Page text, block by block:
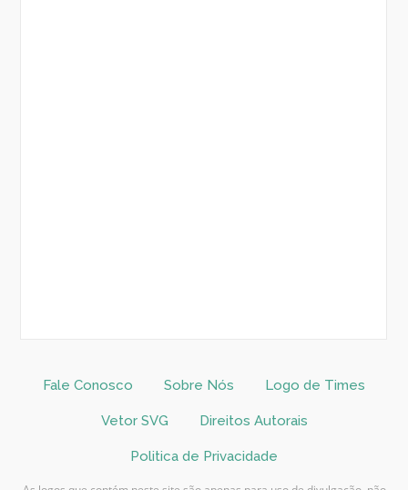
Fale Conosco Sobre Nós Logo de Times
Vetor SVG Direitos Autorais
Politica de Privacidade